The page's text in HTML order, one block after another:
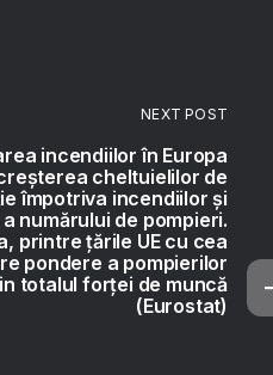
NEXT POST
incendiilor în Europa
cheltuielilor de
împotriva incendiilor și
a numărului de pompieri.
printre țările UE cu cea
pondere a pompierilor
totalul forței de muncă
(Eurostat)